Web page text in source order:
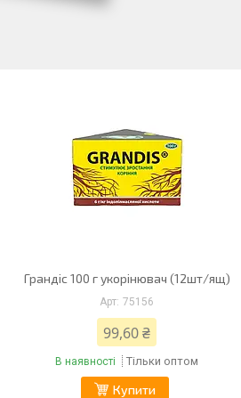
Грандіс 100 г укорінювач (12шт/ящ)
75156
99,60 ₴
В наявності Тільки оптом
Купити